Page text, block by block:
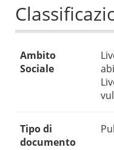
Ambito
Sociale
Tipo di
documento